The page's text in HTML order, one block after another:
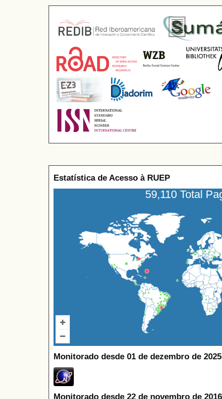
Estatística de Acesso à RUEP
59,110 Total
Monitorado desde 01 de dezembro de
Monitorado desde 22 de novembro de